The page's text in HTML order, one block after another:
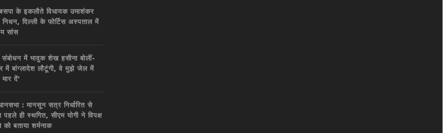
के इकलौते विधायक उमाशंकर
निधन, दिल्ली के फोर्टिस अस्पताल में
सांस
में भावुक शेख हसीना बोलीं-
में बांग्लादेश लौटूंगी, वे मुझे जेल में
दें’
: मानसून सत्र निर्धारित से
पहले ही स्थगित, सीएम योगी ने विपक्ष
बताया शर्मनाक